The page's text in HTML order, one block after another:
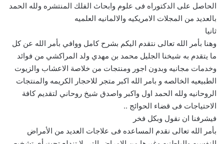
الحاصل على الدكتوراه فى علوم وابحاث الفلك المنتشره ولله الحمد
بالعديد من المجلات الامريكيه والالمانيه العلميه
ثانيا
وهنا بأمر الله تعالى نتقدم اليكم بشرح كامل ووافي بأمر الله عن كل
ما يتقدم به شيخنا الجليل محمد بن مهدي ولد المراكشي من فوائد
وخدمات مجانيه وبدون اجور ومنتجات من خلاصة الاعشاب والزيوت
الطبيعيه الخالصه و بامر الله اكبر متجر للاحجار الكريمه والمنتجات
الروحانيه ولله الحمد اول واكبر واصدق شيخ روحاني لتقديم كافة
الاحتياجات فى قضاء الحوائج ..
فيشرفنا ان نقول وبكل فخر
بأمر الله تعالى نقدم المساعده فى علاجات العديد من الأمراض